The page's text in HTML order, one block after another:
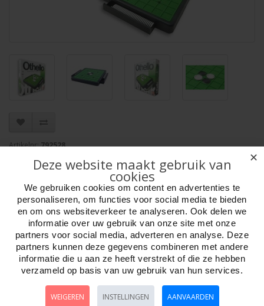
Artikelnr:792528
Verpakkingseenheid: 6
Merk:HOT Sports + Toys
Adviesprijs: 24.95
Aantal
Bestellen
✕
Deze website maakt gebruik van
cookies
We gebruiken cookies om content en advertenties te
personaliseren, om functies voor social media te bieden
en om ons websiteverkeer te analyseren. Ook delen we
informatie over uw gebruik van onze site met onze
partners voor social media, adverteren en analyse. Deze
partners kunnen deze gegevens combineren met andere
informatie die u aan ze heeft verstrekt of die ze hebben
verzameld op basis van uw gebruik van hun services.
WEIGEREN INSTELLINGEN AANVAARDEN